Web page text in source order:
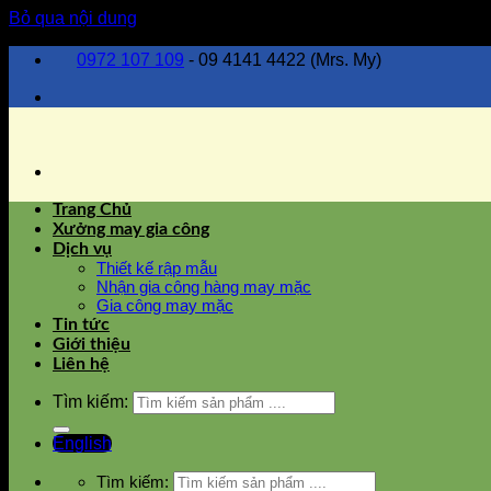
Bỏ qua nội dung
0972 107 109 - 09 4141 4422 (Mrs. My)
Trang Chủ
Xưởng may gia công
Dịch vụ
Thiết kế rập mẫu
Nhận gia công hàng may mặc
Gia công may mặc
Tin tức
Giới thiệu
Liên hệ
Tìm kiếm:
English
Tìm kiếm: